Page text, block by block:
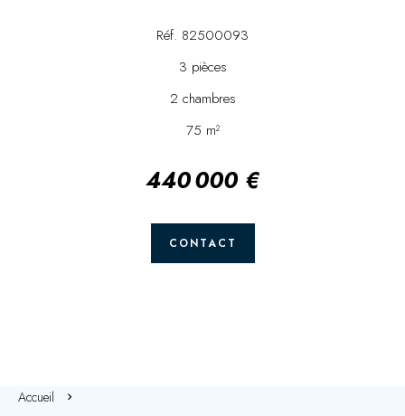
Réf. 82500093
3 pièces
2 chambres
75 m²
440 000 €
CONTACT
Accueil